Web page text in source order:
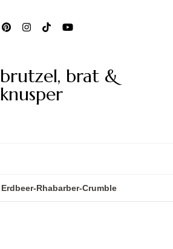
brutzel, brat &
knusper
Erdbeer-Rhabarber-Crumble